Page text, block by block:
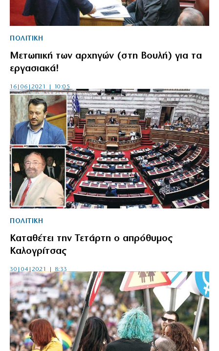
ΠΟΛΙΤΙΚΗ
Μετωπική των αρχηγών (στη Βουλή) για τα
εργασιακά!
16|06|2021 | 10:05
ΠΟΛΙΤΙΚΗ
Καταθέτει την Τετάρτη ο απρόθυμος
Καλογρίτσας
30|04|2021 | 8:33